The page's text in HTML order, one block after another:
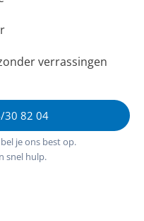
verrassingen
30 82 04
je ons best op.
snel hulp.